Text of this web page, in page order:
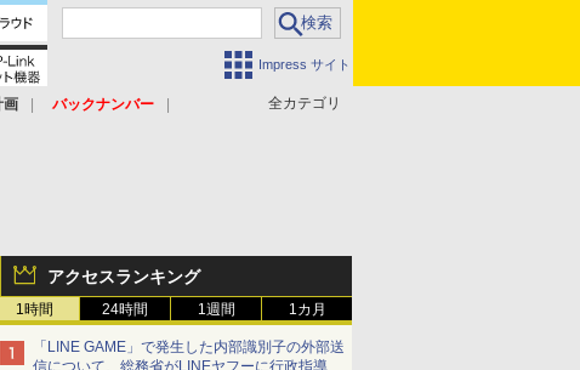
Impress サイト
全カテゴリ
画
バックナンバー
アクセスランキング
1時間 24時間 1週間 1カ月
「LINE GAME」で発生した内部識別子の外部送
信について、総務省がLINEヤフーに行政指導